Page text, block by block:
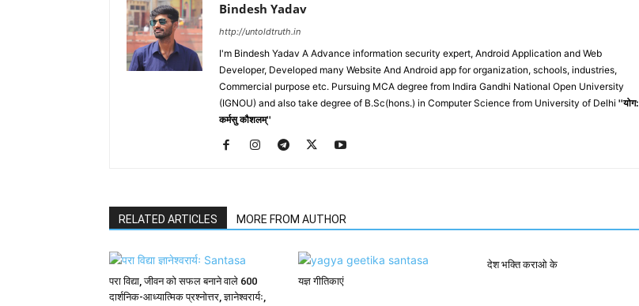
Bindesh Yadav
http://untoldtruth.in
I'm Bindesh Yadav A Advance information security expert, Android Application and Web
Developer, Developed many Website And Android app for organization, schools, industries,
Commercial purpose etc. Pursuing MCA degree from Indira Gandhi National Open University
(IGNOU) and also take degree of B.Sc(hons.) in Computer Science from University of Delhi ''योग:
कर्मसु कौशलम्''
RELATED ARTICLES MORE FROM AUTHOR
परा विद्या, जीवन को सफल बनाने वाले 600
दार्शनिक-आध्यात्मिक प्रश्नोत्तर, ज्ञानेश्वरार्यः,
यज्ञ गीतिकाएं
देश भक्ति कराओ के